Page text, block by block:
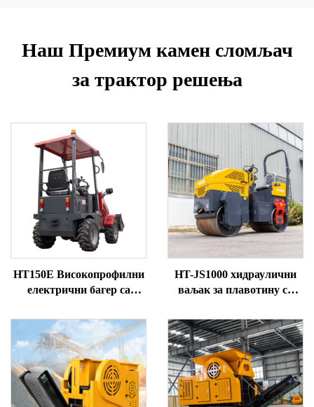
Наш Премиум камен сломљач
за трактор решења
HT150E Високопрофилни
електрични багер са
HT-JS1000 хидраулични
ваљак за плавотину са
капацитета 1 тон